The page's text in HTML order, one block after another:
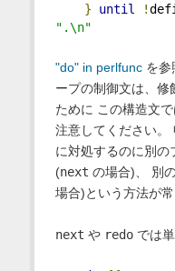
}
until !
".\n"
"do" in perlfuncを参
ープの制御文は、修
ために この構造文で
注意してください。
に対処するのに別の
(next の場合)、 別
場合)という方法が常
next や redoでは単